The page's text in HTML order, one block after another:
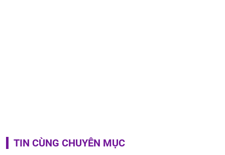
TIN CÙNG CHUYÊN MỤC